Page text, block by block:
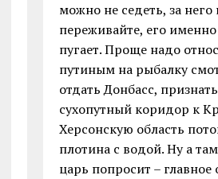
можно не седеть, за него
переживайте, его именно
пугает. Проще надо
путиным на рыбалку
отдать Донбасс,
сухопутный коридор к
Херсонскую область
плотина с водой. Ну а
царь попросит – главное